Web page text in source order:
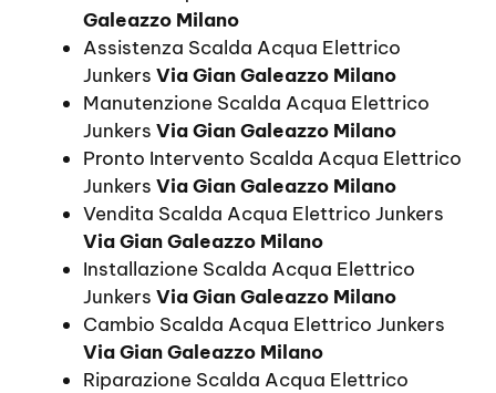
Galeazzo Milano
Assistenza Scalda Acqua Elettrico
Junkers Via Gian Galeazzo Milano
Manutenzione Scalda Acqua Elettrico
Junkers Via Gian Galeazzo Milano
Pronto Intervento Scalda Acqua Elettrico
Junkers Via Gian Galeazzo Milano
Vendita Scalda Acqua Elettrico Junkers
Via Gian Galeazzo Milano
Installazione Scalda Acqua Elettrico
Junkers Via Gian Galeazzo Milano
Cambio Scalda Acqua Elettrico Junkers
Via Gian Galeazzo Milano
Riparazione Scalda Acqua Elettrico